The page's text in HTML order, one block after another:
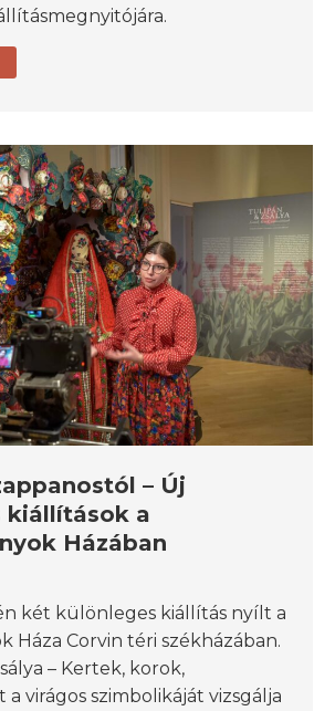
– Új
kiállítások a
Házában
két különleges kiállítás nyílt a
Háza Corvin téri székházában.
– Kertek, korok,
virágos szimbolikáját vizsgálja